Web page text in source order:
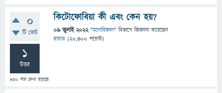
0
টি ভোট
1
উত্তর
430 বার দেখা হয়েছে
কিটোফোবিয়া কী এবং কেন হয়?
09 জুলাই 2022 "মনোবিজ্ঞান" বিভাগে জিজ্ঞাসাকরেছেন
হায়াত (20,400 পয়েন্ট)